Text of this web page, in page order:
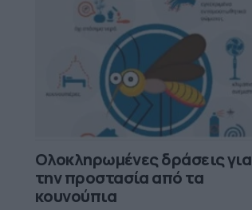
Ολοκληρωμένες δράσεις για
την προστασία από τα
κουνούπια